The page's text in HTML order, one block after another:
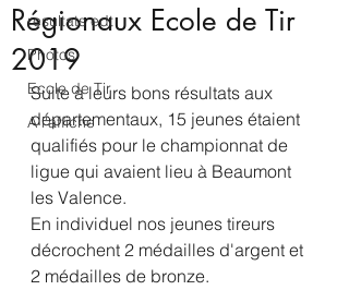
resultats edt
Photos
Ecole de Tir
A l'affiche
Régionaux Ecole de Tir
2019
Suite à leurs bons résultats aux
départementaux, 15 jeunes étaient
qualifiés pour le championnat de
ligue qui avaient lieu à Beaumont
les Valence.
En individuel nos jeunes tireurs
décrochent 2 médailles d'argent et
2 médailles de bronze.